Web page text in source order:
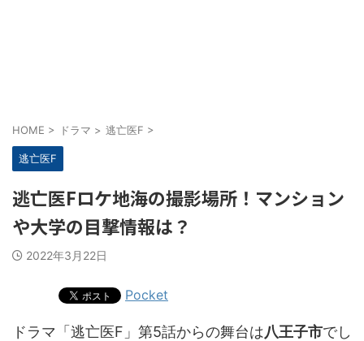
HOME > ドラマ > 逃亡医F >
逃亡医F
逃亡医Fロケ地海の撮影場所！マンション
や大学の目撃情報は？
2022年3月22日
Pocket
ドラマ「逃亡医F」第5話からの舞台は八王子市でし